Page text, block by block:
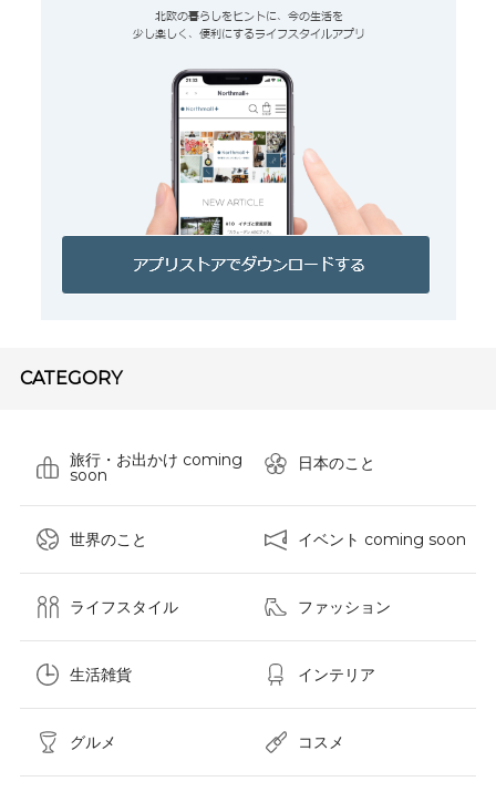
CATEGORY
旅行・お出かけ coming
soon
日本のこと
世界のこと イベント coming soon
ライフスタイル ファッション
生活雑貨 インテリア
グルメ コスメ​